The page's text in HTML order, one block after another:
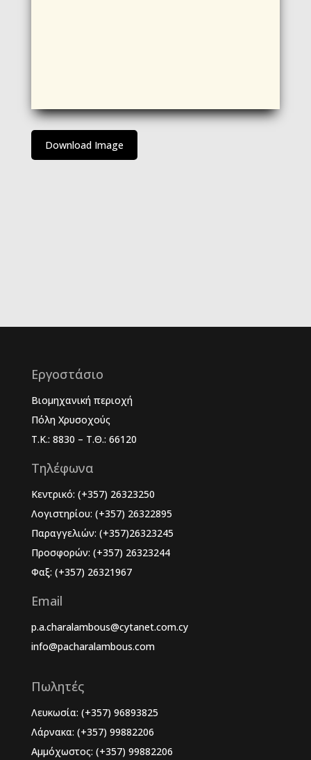
Download Image
Εργοστάσιο
Βιομηχανική περιοχή
Πόλη Χρυσοχούς
Τ.Κ.: 8830 – Τ.Θ.: 66120
Τηλέφωνα
Κεντρικό: (+357) 26323250
Λογιστηρίου: (+357) 26322895
Παραγγελιών: (+357)26323245
Προσφορών: (+357) 26323244
Φαξ: (+357) 26321967
Email
p.a.charalambous@cytanet.com.cy
info@pacharalambous.com
Πωλητές
Λευκωσία: (+357) 96893825
Λάρνακα: (+357) 99882206
Αμμόχωστος: (+357) 99882206